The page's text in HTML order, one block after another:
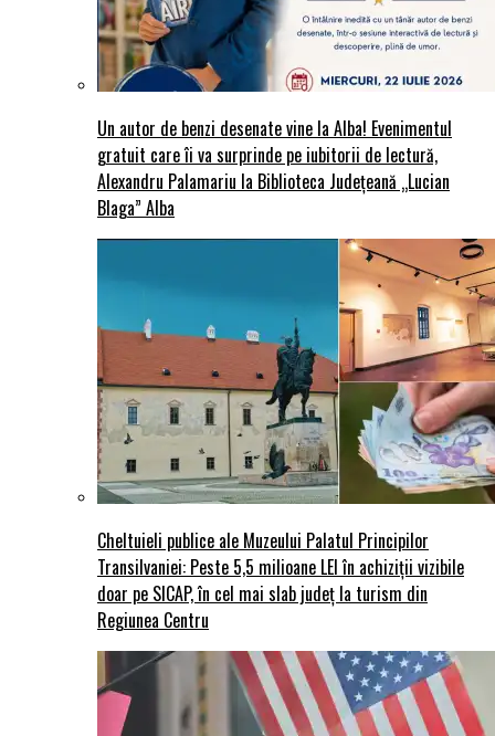
Un autor de benzi desenate vine la Alba! Evenimentul
gratuit care îi va surprinde pe iubitorii de lectură,
Alexandru Palamariu la Biblioteca Județeană „Lucian
Blaga” Alba
Cheltuieli publice ale Muzeului Palatul Principilor
Transilvaniei: Peste 5,5 milioane LEI în achiziții vizibile
doar pe SICAP, în cel mai slab județ la turism din
Regiunea Centru